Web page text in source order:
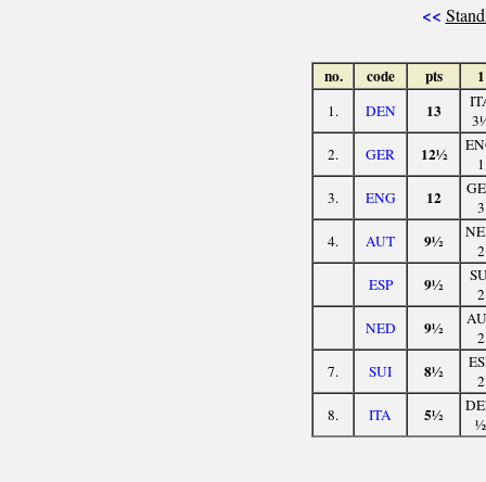
<<
no. code pts 1
1. DEN 13
2.
GER 12½
1
3.
ENG 12
3
4.
AUT 9½
2
ESP
9½
2
NED
9½
2
7.
SUI 8½
2
8.
ITA 5½
½